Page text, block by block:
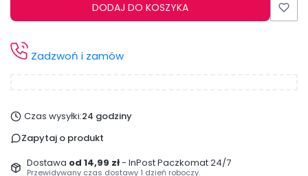
DODAJ DO KOSZYKA
Zadzwoń i zamów
Czas wysyłki:24 godziny
Zapytaj o produkt
Dostawa od 14,99 zł- InPost Paczkomat 24/7
Przewidywany czas dostawy 1 dzień roboczy.